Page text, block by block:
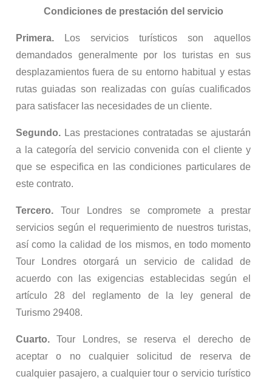
Condiciones de prestación del servicio
Primera.
Los servicios turísticos son aquellos
demandados generalmente por los turistas en sus
desplazamientos fuera de su entorno habitual y estas
rutas guiadas son realizadas con guías cualificados
para satisfacer las necesidades de un cliente.
Segundo.Las prestaciones contratadas se ajustarán
a la categoría del servicio convenida con el cliente y
que se especifica en las condiciones particulares de
este contrato.
Tercero.Tour Londres se compromete a prestar
servicios según el requerimiento de nuestros turistas,
así como la calidad de los mismos, en todo momento
Tour Londres otorgará un servicio de calidad de
acuerdo con las exigencias establecidas según el
artículo 28 del reglamento de la ley general de
Turismo 29408.
Cuarto.Tour Londres, se reserva el derecho de
aceptar o no cualquier solicitud de reserva de
cualquier pasajero, a cualquier tour o servicio turístico